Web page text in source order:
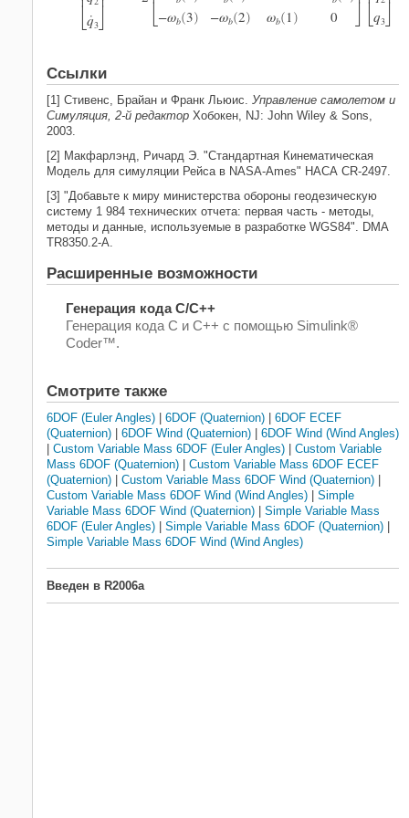
˙
q3 −ωb(3) −ωb(2)
ωb(1) 0 q3
Ссылки
[1] Стивенс, Брайан и Франк Льюис. Управление самолетом и
Симуляция, 2-й редактор Хобокен, NJ: John Wiley & Sons,
2003.
[2] Макфарлэнд, Ричард Э. "Стандартная Кинематическая
Модель для симуляции Рейса в NASA-Ames" НАСА CR-2497.
[3] "Добавьте к миру министерства обороны геодезическую
систему 1 984 технических отчета: первая часть - методы,
методы и данные, используемые в разработке WGS84". DMA
TR8350.2-A.
Расширенные возможности
Генерация кода C/C++
Генерация кода C и C++ с помощью Simulink®
Coder™.
Смотрите также
6DOF (Euler Angles) 6DOF (Quaternion)
6DOF ECEF
(Quaternion)
6DOF Wind (Quaternion)
6DOF Wind (Wind Angles)
Custom Variable Mass 6DOF (Euler Angles)
Custom Variable
Mass 6DOF (Quaternion)
Custom Variable Mass 6DOF ECEF
(Quaternion)
Custom Variable Mass 6DOF Wind (Quaternion)
Custom Variable Mass 6DOF Wind (Wind Angles)
Simple
Variable Mass 6DOF Wind (Quaternion)
Simple Variable Mass
6DOF (Euler Angles)
Simple Variable Mass 6DOF (Quaternion)
Simple Variable Mass 6DOF Wind (Wind Angles)
Введен в R2006a